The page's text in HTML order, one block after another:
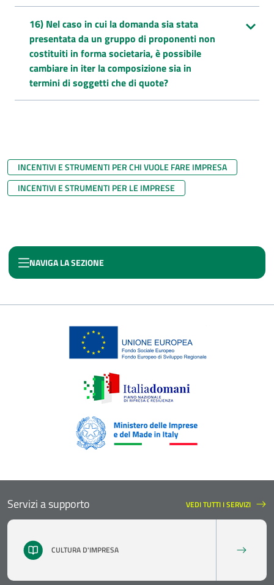
16) Nel caso in cui la domanda sia stata
presentata da un gruppo di proponenti non
costituiti in forma societaria, è possibile
cambiare in iter la composizione sia in
termini di soggetti che di quote?
INCENTIVI E STRUMENTI PER CHI VUOLE FARE IMPRESA
INCENTIVI E STRUMENTI PER LE IMPRESE
NAVIGA LA SEZIONE
ON - OLTRE NUOVE IMPRESE A TASSO ZERO
Servizi a supporto VEDI TUTTI I SERVIZI
SERVIZI A SUPPORTO
CULTURA D'IMPRESA